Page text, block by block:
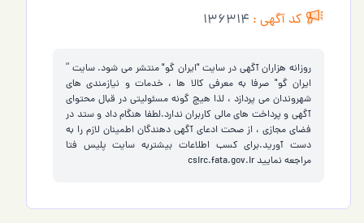
کد آگهی : 136314
روزانه هزاران آگهی در سایت "ایران گو" منتشر می شود. سایت ”
ایران گو" صرفا به معرفی کالا ها ، خدمات و نیازمندی های
شهروندان می پردازد ، لذا هیچ گونه مسئولیتی در قبال محتوای
آگهی و پرداخت های مالی کاربران ندارد.لطفا هنگام داد و ستد در
فضای مجازی ، از صحت ادعای آگهی دهندگان اطمینان لازم را به
دست آورید.برای کسب اطلاعات بیشتربه سایت پلیس فتا
مراجعه نماییدcsirc.fata.gov.ir